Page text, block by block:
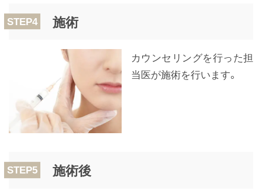
STEP4 施術
カウンセリングを行った担
当医が施術を行います。
STEP5 施術後